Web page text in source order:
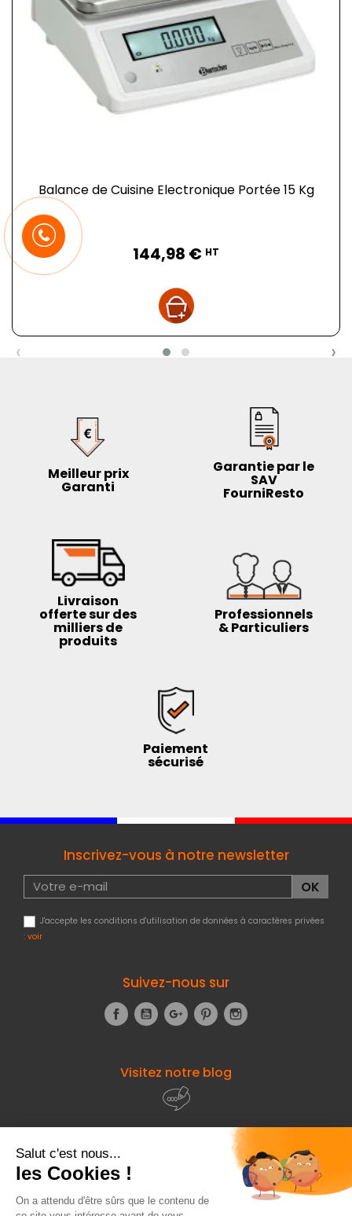
Balance de Cuisine Electronique Portée 15 Kg
144,98 € HT
‹ ›
Meilleur prix
Garanti
Garantie par le
SAV
FourniResto
Livraison
offerte sur des
milliers de
produits
Professionnels
& Particuliers
Paiement
sécurisé
Inscrivez-vous à notre newsletter
J'accepte les conditions d'utilisation de données à caractères privées
: voir
Suivez-nous sur
FacebookYouTubeGoogle+Pinterest
Visitez notre blog
À propos de
Fourniresto